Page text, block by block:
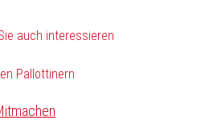
auch interessieren